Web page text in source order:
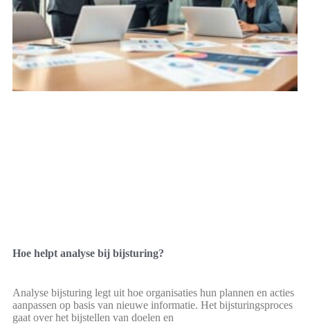
Hoe helpt analyse bij bijsturing?
Analyse bijsturing legt uit hoe organisaties hun plannen en acties
aanpassen op basis van nieuwe informatie. Het bijsturingsproces
gaat over het bijstellen van doelen en